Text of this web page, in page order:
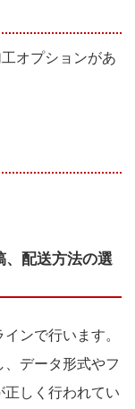
オプションがあ
、配送方法の選
ンで行います。
データ形式やフ
しく行われてい